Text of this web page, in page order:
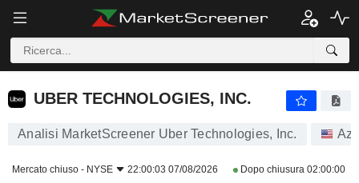
UBER TECHNOLOGIES, INC.
UBER TECHNOLOGIES, INC.
Analisi MarketScreener Uber Technologies, Inc.
Mercato chiuso - NYSE 22:00:03 07/08/2026 Dopo chiusura 02:00:00